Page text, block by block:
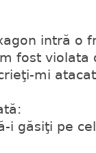
intră o
fost violata
mi
i găsiţi pe